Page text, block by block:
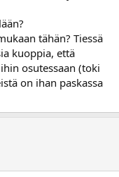
tähän? Tiessä
kuoppia, että
osutessaan (toki
on ihan paskassa